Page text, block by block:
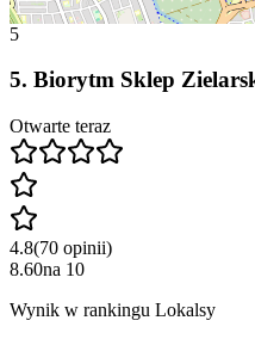
5
5. Biorytm Sklep
Otwarte teraz
4.8(70 opinii)
8.60na 10
Wynik w rankingu Lokalsy